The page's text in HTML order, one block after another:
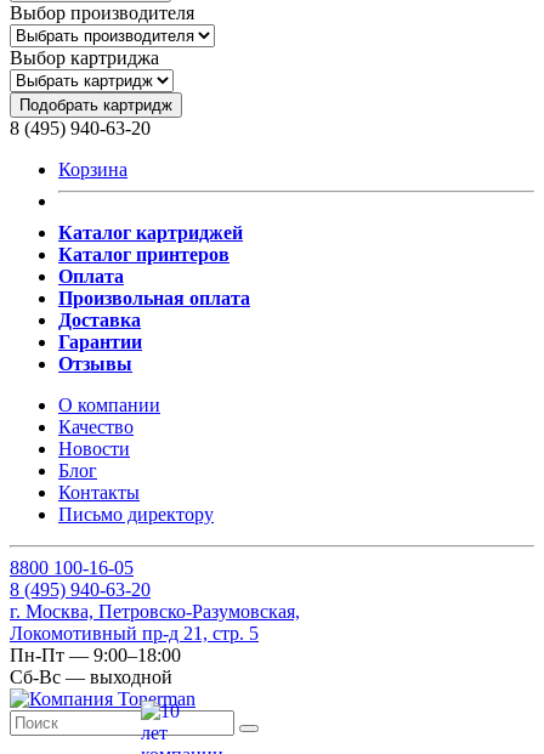
Выбор производителя
Выбор картриджа
Подобрать картридж
8 (495) 940-63-20
Корзина
Каталог картриджей
Каталог принтеров
Оплата
Произвольная оплата
Доставка
Гарантии
Отзывы
О компании
Качество
Новости
Блог
Контакты
Письмо директору
8800 100-16-05
8 (495) 940-63-20
г. Москва, Петровско-Разумовская,
Локомотивный пр-д 21, стр. 5
Пн-Пт — 9:00–18:00
Сб-Вс — выходной